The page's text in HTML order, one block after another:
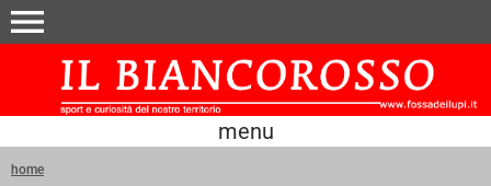
menu
menu
home